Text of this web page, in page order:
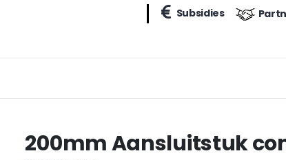
Subsidies
200mm Aansluitstuk